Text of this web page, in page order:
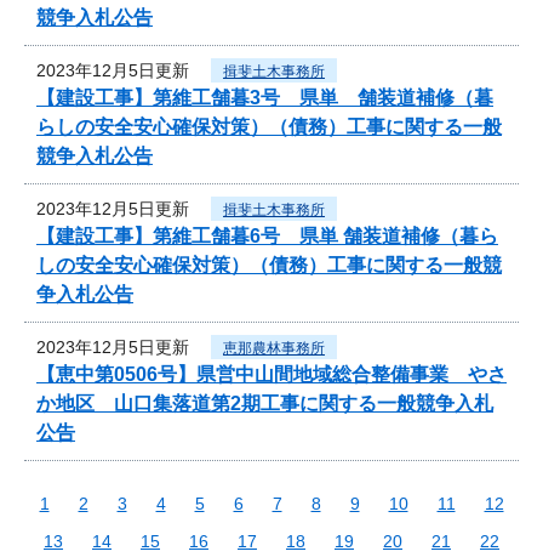
競争入札公告
2023年12月5日更新 揖斐土木事務所
【建設工事】第維工舗暮3号 県単 舗装道補修（暮
らしの安全安心確保対策）（債務）工事に関する一般
競争入札公告
2023年12月5日更新 揖斐土木事務所
【建設工事】第維工舗暮6号 県単 舗装道補修（暮ら
しの安全安心確保対策）（債務）工事に関する一般競
争入札公告
2023年12月5日更新 恵那農林事務所
【恵中第0506号】県営中山間地域総合整備事業 やさ
か地区 山口集落道第2期工事に関する一般競争入札
公告
1 2 3 4 5 6 7 8 9 10 11
12
13
14 15 16 17 18 19 20 21
22